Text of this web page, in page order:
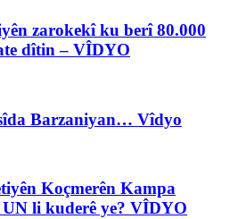
zarokekî ku berî 80.000
dîtin – VÎDYO
Barzaniyan… Vîdyo
Koçmerên Kampa
UN li kuderê ye? VÎDYO